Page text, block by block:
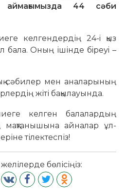
аймағымызда 44 сәби
келгендердің 24-i қыз
бала. Оның ішінде бiреуi –
сәбилер мен аналарының
жіті бақылауында.
келген балалардың
мақтанышына айналар ұл-
тілектеспіз!
бөлісіңіз: